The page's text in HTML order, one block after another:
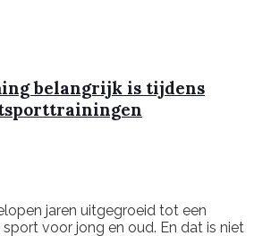
belangrijk is tijdens
jaren uitgegroeid tot een
voor jong en oud. En dat is niet